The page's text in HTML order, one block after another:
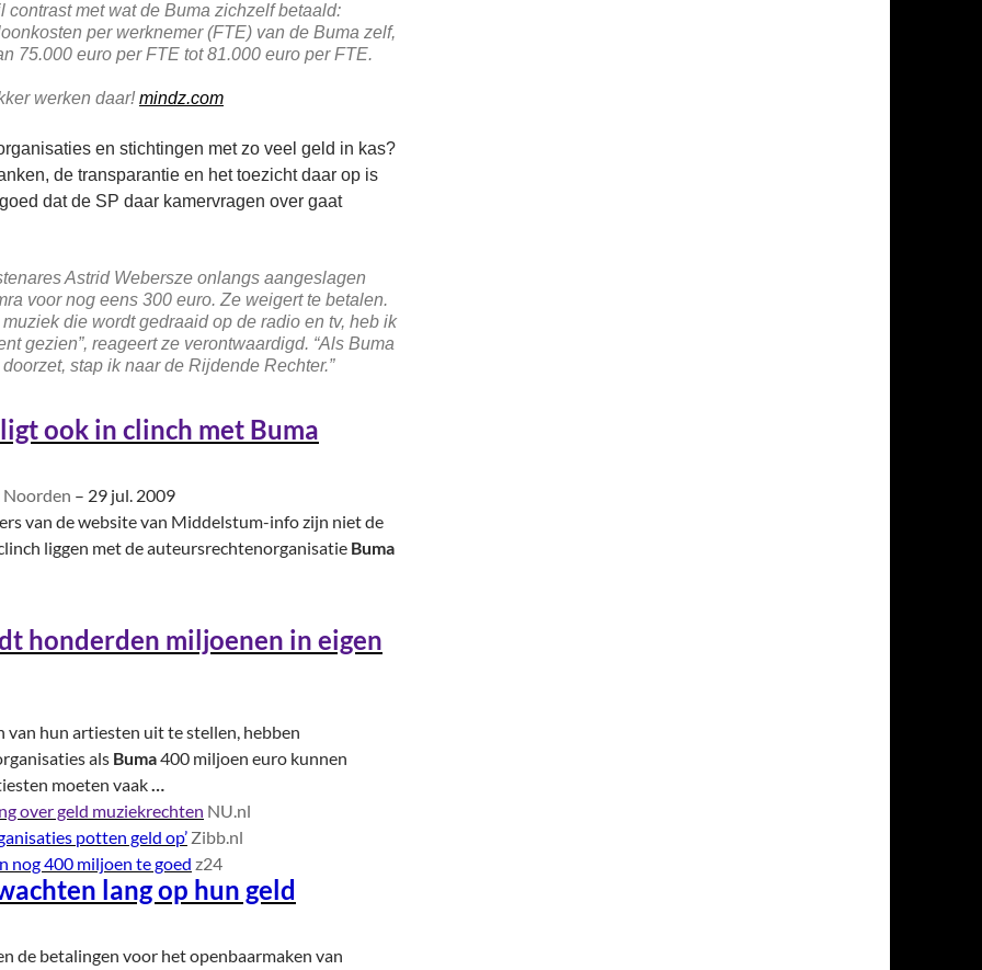
contrast met wat de Buma zichzelf betaald:
per werknemer (FTE) van de Buma zelf,
75.000 euro per FTE tot 81.000 euro per FTE.
werken daar!mindz.com
en stichtingen met zo veel geld in kas?
de transparantie en het toezicht daar op is
dat de SP daar kamervragen over gaat
Astrid Webersze onlangs aangeslagen
voor nog eens 300 euro. Ze weigert te betalen.
muziek die wordt gedraaid op de radio en tv, heb ik
gezien”, reageert ze verontwaardigd. “Als Buma
stap ik naar de Rijdende Rechter.”
ligt ook in clinch met Buma
Noorden – 29 jul. 2009
van de website van Middelstum-info zijn niet de
liggen met de auteursrechtenorganisatie Buma
honderden miljoenen in eigen
van hun artiesten uit te stellen, hebben
als Buma400 miljoen euro kunnen
moeten vaak…
over geld muziekrechten NU.nl
potten geld op’ Zibb.nl
nog 400 miljoen te goed z24
lang op hun geld
de betalingen voor het openbaarmaken van